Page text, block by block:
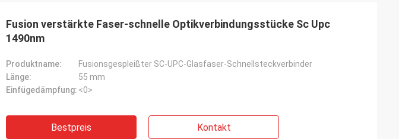
Fusion verstärkte Faser-schnelle Optikverbindungsstücke Sc Upc
1490nm
Produktname:
Fusionsgespleißter SC-UPC-Glasfaser-Schnellsteckverbinder
Länge:
55 mm
Einfügedämpfung: <0>
Bestpreis Kontakt